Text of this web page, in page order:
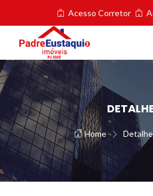
Acesso Corretor
Home